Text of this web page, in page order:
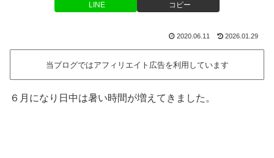
LINE コピー
2020.06.11 2026.01.29
当ブログではアフィリエイト広告を利用しています
６月になり日中は暑い時間が増えてきました。